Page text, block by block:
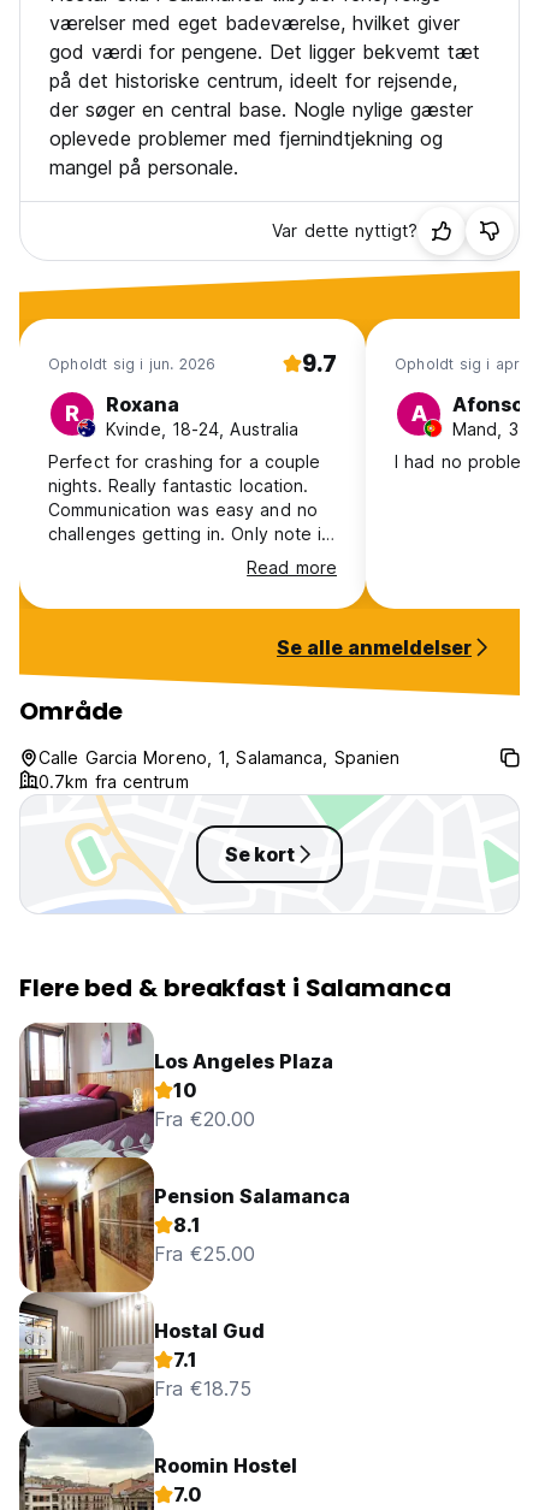
værelser med eget badeværelse, hvilket giver
god værdi for pengene. Det ligger bekvemt tæt
på det historiske centrum, ideelt for rejsende,
der søger en central base. Nogle nylige gæster
oplevede problemer med fjernindtjekning og
mangel på personale.
Var dette nyttigt?
Opholdt sig i jun. 2026 9.7
R Roxana
Kvinde, 18-24, Australia
Perfect for crashing for a couple
nights. Really fantastic location.
Communication was easy and no
challenges getting in. Only note is
that the undersheet on the bed
wasn't able to stay on the
mattress so we ended up sleeping
Read more
Opholdt sig i apr.
A Afonso
Mand,
I had no
Se alle anmeldelser
Område
Calle Garcia Moreno, 1, Salamanca, Spanien
0.7km fra centrum
Se kort
Flere bed & breakfast i Salamanca
Los Angeles Plaza
10
Fra €20.00
Pension Salamanca
8.1
Fra €25.00
Hostal Gud
7.1
Fra €18.75
Roomin Hostel
7.0